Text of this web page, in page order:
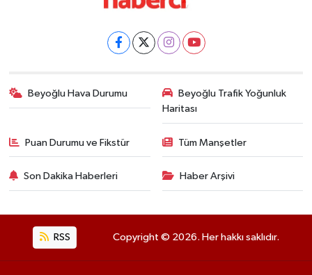
Beyoğlu Hava Durumu
Beyoğlu Trafik Yoğunluk
Haritası
Puan Durumu ve Fikstür Tüm Manşetler
Son Dakika Haberleri Haber Arşivi
RSS Copyright © 2026. Her hakkı saklıdır.